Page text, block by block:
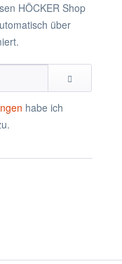
HÖCKER Shop
über
habe ich